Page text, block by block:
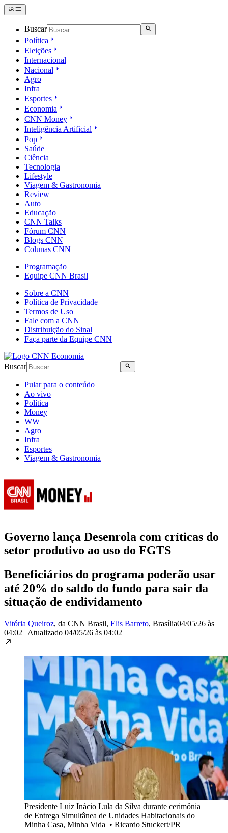
Buscar
Política
Eleições
Internacional
Nacional
Agro
Infra
Esportes
Economia
CNN Money
Inteligência Artificial
Pop
Saúde
Ciência
Tecnologia
Lifestyle
Viagem & Gastronomia
Review
Auto
Educação
CNN Talks
Fórum CNN
Blogs CNN
Colunas CNN
Programação
Equipe CNN Brasil
Sobre a CNN
Política de Privacidade
Termos de Uso
Fale com a CNN
Distribuição do Sinal
Faça parte da Equipe CNN
Buscar
Pular para o conteúdo
Ao vivo
Política
Money
WW
Agro
Infra
Esportes
Viagem & Gastronomia
Governo lança Desenrola com críticas do
setor produtivo ao uso do FGTS
Beneficiários do programa poderão usar
até 20% do saldo do fundo para sair da
situação de endividamento
Vitória Queiroz, da CNN Brasil, Elis Barreto, Brasília04/05/26 às
04:02 | Atualizado 04/05/26 às 04:02
Presidente Luiz Inácio Lula da Silva durante cerimônia
de Entrega Simultânea de Unidades Habitacionais do
Minha Casa, Minha Vida • Ricardo Stuckert/PR